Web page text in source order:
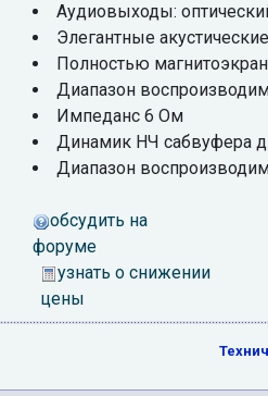
Аудиовыходы:
Элегантные
Полностью
Диапазон
Импеданс 6 Ом
Динамик НЧ сабвуфера
Диапазон
обсудить на
форуме
узнать о снижении
цены